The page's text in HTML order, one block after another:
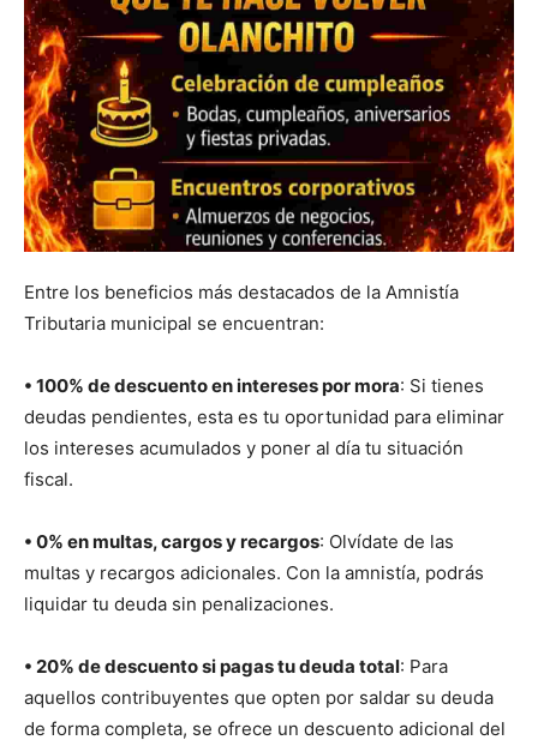
Entre los beneficios más destacados de la Amnistía
Tributaria municipal se encuentran:
• 100% de descuento en intereses por mora: Si tienes
deudas pendientes, esta es tu oportunidad para eliminar
los intereses acumulados y poner al día tu situación
fiscal.
• 0% en multas, cargos y recargos: Olvídate de las
multas y recargos adicionales. Con la amnistía, podrás
liquidar tu deuda sin penalizaciones.
• 20% de descuento si pagas tu deuda total: Para
aquellos contribuyentes que opten por saldar su deuda
de forma completa, se ofrece un descuento adicional del